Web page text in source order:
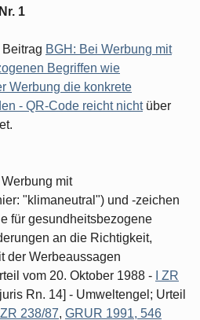
1
BGH: Bei Werbung mit
Begriffen wie
Werbung die konkrete
- QR-Code reicht nichtüber
mit
"klimaneutral") und -zeichen
für gesundheitsbezogene
an die Richtigkeit,
der Werbeaussagen
vom 20. Oktober 1988 -
I ZR
Rn. 14] - Umweltengel; Urteil
I ZR 238/87, GRUR 1991, 546